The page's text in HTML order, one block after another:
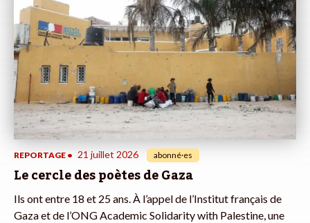
REPORTAGE • 21 juillet 2026 abonné·es
Le cercle des poètes de Gaza
Ils ont entre 18 et 25 ans. À l’appel de l’Institut français de
Gaza et de l’ONG Academic Solidarity with Palestine, une